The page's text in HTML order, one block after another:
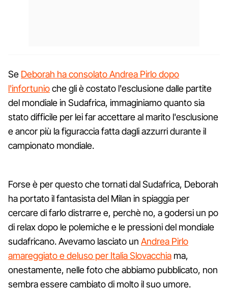
Se Deborah ha consolato Andrea Pirlo dopo
l'infortunioche gli è costato l'esclusione dalle partite
del mondiale in Sudafrica, immaginiamo quanto sia
stato difficile per lei far accettare al marito l'esclusione
e ancor più la figuraccia fatta dagli azzurri durante il
campionato mondiale.
Forse è per questo che tornati dal Sudafrica, Deborah
ha portato il fantasista del Milan in spiaggia per
cercare di farlo distrarre e, perchè no, a godersi un po
di relax dopo le polemiche e le pressioni del mondiale
sudafricano. Avevamo lasciato un Andrea Pirlo
amareggiato e deluso per Italia Slovacchia ma,
onestamente, nelle foto che abbiamo pubblicato, non
sembra essere cambiato di molto il suo umore.